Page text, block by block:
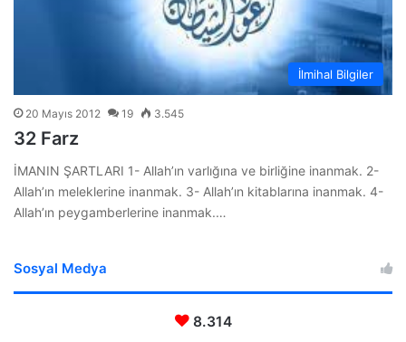
İlmihal Bilgiler
20 Mayıs 2012 19 3.545
32 Farz
İMANIN ŞARTLARI 1- Allah’ın varlığına ve birliğine inanmak. 2-
Allah’ın meleklerine inanmak. 3- Allah’ın kitablarına inanmak. 4-
Allah’ın peygamberlerine inanmak.…
Sosyal Medya
8.314